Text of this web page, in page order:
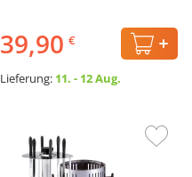
39,90 €
Lieferung: 11. - 12 Aug.